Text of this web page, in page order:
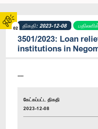
02 திகதி: 2023-12-08
3501/2023: Loan
institutions in
----
கேட்கப்பட்ட திகதி
2023-12-08